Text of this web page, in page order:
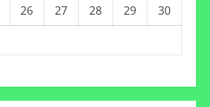
26 27 28 29
30